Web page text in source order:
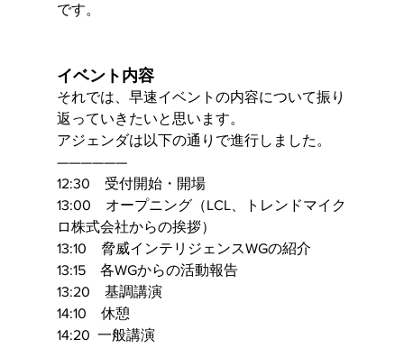
です。
イベント内容
それでは、早速イベントの内容について振り
返っていきたいと思います。
アジェンダは以下の通りで進行しました。
——————
12:30　受付開始・開場
13:00　オープニング（LCL、トレンドマイク
ロ株式会社からの挨拶）
13:10　脅威インテリジェンスWGの紹介
13:15　各WGからの活動報告
13:20　基調講演
14:10　休憩
14:20  一般講演